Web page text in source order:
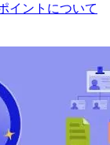
イントについて